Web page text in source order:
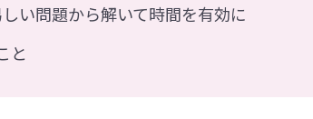
い問題から解いて時間を有効に
と